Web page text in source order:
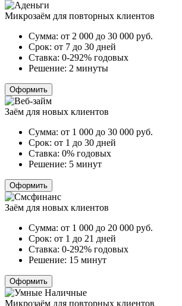
Микрозаём для повторных клиентов
Сумма: от 2 000 до 30 000 руб.
Срок: от 7 до 30 дней
Ставка: 0-292% годовых
Решение: 2 минуты
Оформить
Заём для новых клиентов
Сумма: от 1 000 до 30 000 руб.
Срок: от 1 до 30 дней
Ставка: 0% годовых
Решение: 5 минут
Оформить
Заём для новых клиентов
Сумма: от 1 000 до 20 000 руб.
Срок: от 1 до 21 дней
Ставка: 0-292% годовых
Решение: 15 минут
Оформить
Микрозаём для повторных клиентов